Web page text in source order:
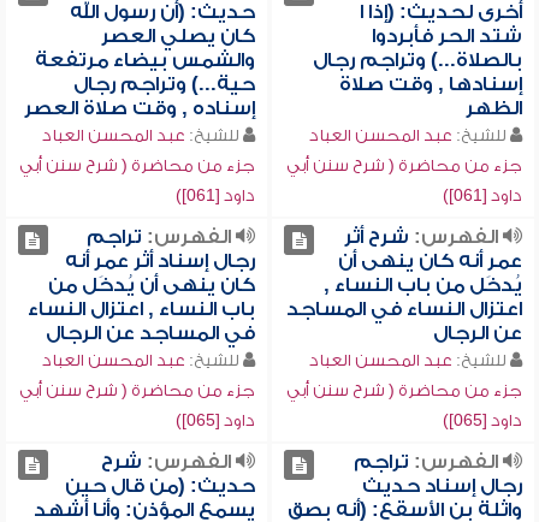
أخرى لحديث: (إذا ا
شتد الحر فأبردوا
بالصلاة...) وتراجم رجال
إسنادها , وقت صلاة
الظهر
للشيخ: عبد المحسن العباد
جزء من محاضرة ( شرح سنن أبي
داود [061])
حديث: (أن رسول الله
كان يصلي العصر
والشمس بيضاء مرتفعة
حية...) وتراجم رجال
إسناده , وقت صلاة العصر
للشيخ: عبد المحسن العباد
جزء من محاضرة ( شرح سنن أبي
داود [061])
الفهرس: شرح أثر
عمر أنه كان ينهى أن
يُدخَل من باب النساء ,
اعتزال النساء في المساجد
عن الرجال
للشيخ: عبد المحسن العباد
جزء من محاضرة ( شرح سنن أبي
داود [065])
الفهرس: تراجم
رجال إسناد أثر عمر أنه
كان ينهى أن يُدخَل من
باب النساء , اعتزال النساء
في المساجد عن الرجال
للشيخ: عبد المحسن العباد
جزء من محاضرة ( شرح سنن أبي
داود [065])
الفهرس: تراجم
رجال إسناد حديث
واثلة بن الأسقع: (أنه بصق
الفهرس: شرح
حديث: (من قال حين
يسمع المؤذن: وأنا أشهد